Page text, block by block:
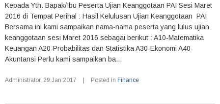
Kepada Yth. Bapak/Ibu Peserta Ujian Keanggotaan PAI Sesi Maret
2016 di Tempat Perihal : Hasil Kelulusan Ujian Keanggotaan PAI
Bersama ini kami sampaikan nama-nama peserta yang lulus ujian
keanggotaan sesi Maret 2016 sebagai berikut : A10-Matematika
Keuangan A20-Probabilitas dan Statistika A30-Ekonomi A40-
Akuntansi Perlu kami sampaikan ba...
Administrator, 29.Jan.2017 Posted in Finance